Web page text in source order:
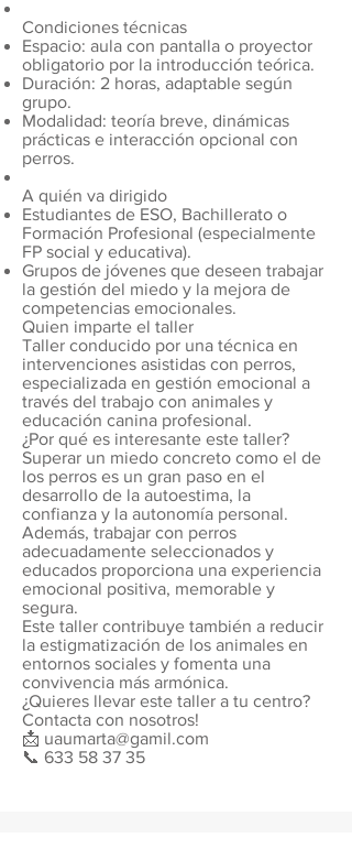
Condiciones técnicas
Espacio: aula con pantalla o proyector
obligatorio por la introducción teórica.
Duración: 2 horas, adaptable según
grupo.
Modalidad: teoría breve, dinámicas
prácticas e interacción opcional con
perros.
A quién va dirigido
Estudiantes de ESO, Bachillerato o
Formación Profesional (especialmente
FP social y educativa).
Grupos de jóvenes que deseen trabajar
la gestión del miedo y la mejora de
competencias emocionales.
Quien imparte el taller
Taller conducido por una técnica en
intervenciones asistidas con perros,
especializada en gestión emocional a
través del trabajo con animales y
educación canina profesional.
¿Por qué es interesante este taller?
Superar un miedo concreto como el de
los perros es un gran paso en el
desarrollo de la autoestima, la
confianza y la autonomía personal.
Además, trabajar con perros
adecuadamente seleccionados y
educados proporciona una experiencia
emocional positiva, memorable y
segura.
Este taller contribuye también a reducir
la estigmatización de los animales en
entornos sociales y fomenta una
convivencia más armónica.
¿Quieres llevar este taller a tu centro?
Contacta con nosotros!
📩 uaumarta@gamil.com
📞 633 58 37 35